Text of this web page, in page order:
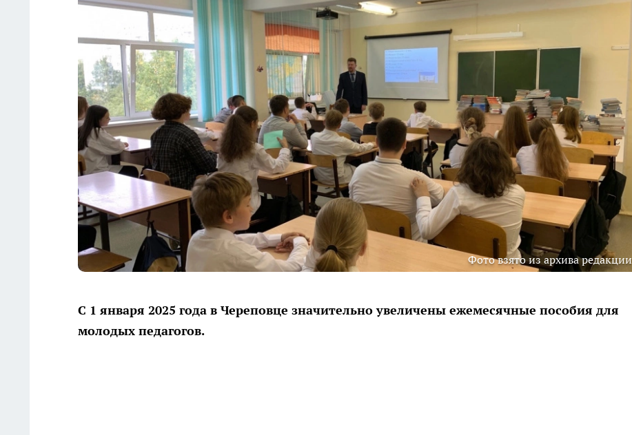
Фото взято из архива редакции
С 1 января 2025 года в Череповце значительно увеличены ежемесячные пособия для
молодых педагогов.